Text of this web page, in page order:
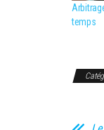
temps